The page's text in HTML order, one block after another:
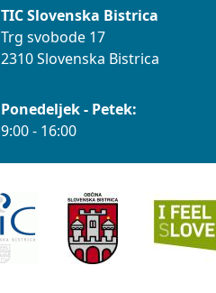
TIC Slovenska Bistrica
Trg svobode 17
2310 Slovenska Bistrica
Ponedeljek - Petek:
9:00 - 16:00